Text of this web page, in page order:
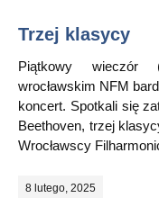
Trzej klasycy
Piątkowy wieczór
wrocławskim NFM
koncert. Spotkali się
Beethoven, trzej
Wrocławscy
8 lutego, 2025